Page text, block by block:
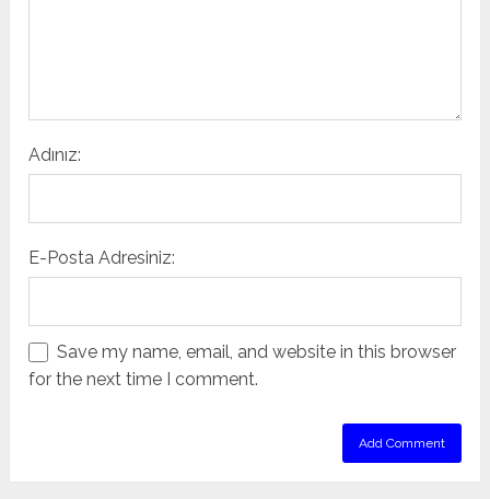
Adınız:
E-Posta Adresiniz:
Save my name, email, and website in this browser
for the next time I comment.